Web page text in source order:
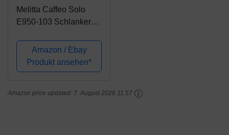
Melitta Caffeo Solo
E950-103 Schlanker
Vorbrühfunktion | 15
Bar | LED-Display |
höhenverstellbarer
Herausnehmbare...
Amazon / Ebay
Produkt ansehen*
Amazon price updated: 7. August 2026 11:57